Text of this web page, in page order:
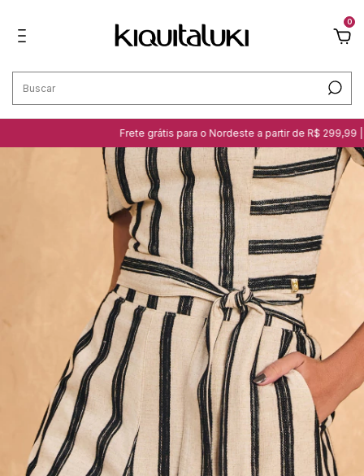
0
Frete grátis para o Nordeste a partir de R$ 299,99 |